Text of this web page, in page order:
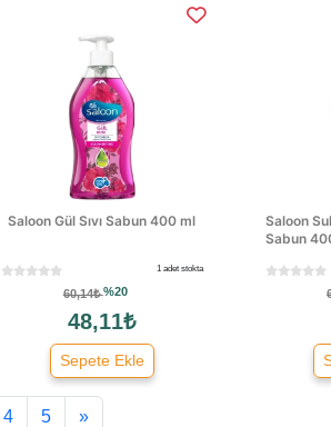
Saloon Gül Sıvı Sabun 400 ml
1 adet stokta
60,14₺%20
48,11₺
Sepete Ekle
Saloon
Sabun
4 5 »